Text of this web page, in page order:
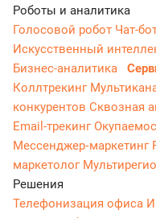
Роботы и аналитика
Голосовой робот Чат-
Искусственный
Бизнес-аналитика
Коллтрекинг
конкурентов Сквозная
Email-трекинг
Мессенджер‑маркетинг
маркетолог
Решения
Телефонизация офиса